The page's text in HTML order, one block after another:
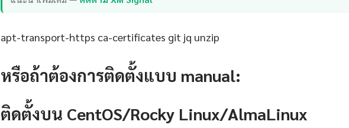
apt-transport-https ca-certificates git jq unzip
หรือถ้าต้องการติดตั้งแบบ manual:
ติดตั้งบน CentOS/Rocky Linux/AlmaLinux